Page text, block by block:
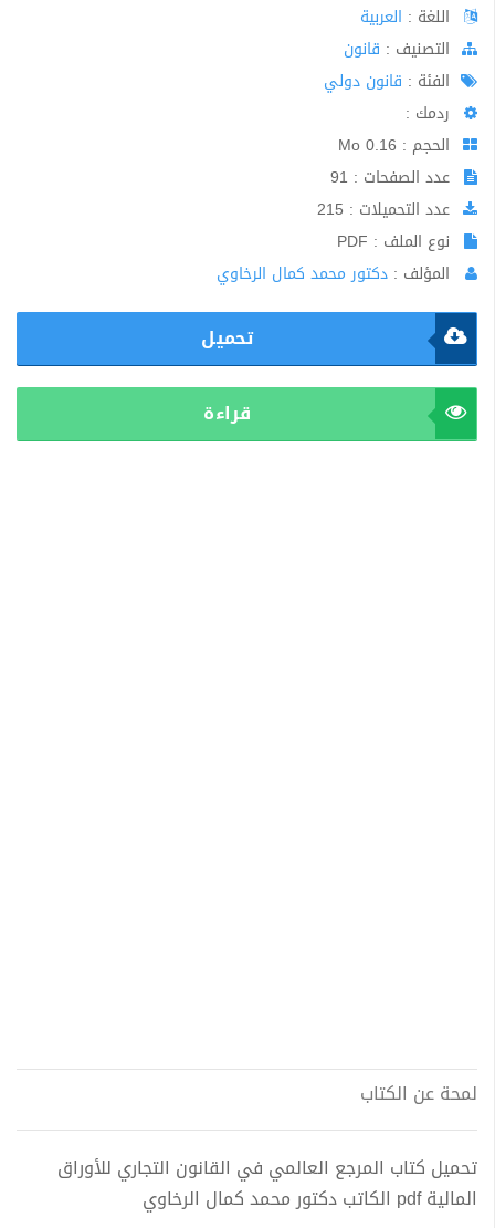
اللغة : العربية
اﻟﺘﺼﻨﻴﻒ : قانون
الفئة : قانون دولي
ردمك :
الحجم : 0.16 Mo
عدد الصفحات : 91
عدد التحميلات : 215
نوع الملف : PDF
المؤلف : دكتور محمد كمال الرخاوي
تحميل
قراءة
لمحة عن الكتاب
تحميل كتاب المرجع العالمي في القانون التجاري للأوراق
المالية pdf الكاتب دكتور محمد كمال الرخاوي